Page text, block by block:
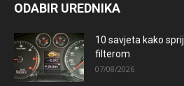
ODABIR UREDNIKA
10 savjeta kako
filterom
07/08/2026